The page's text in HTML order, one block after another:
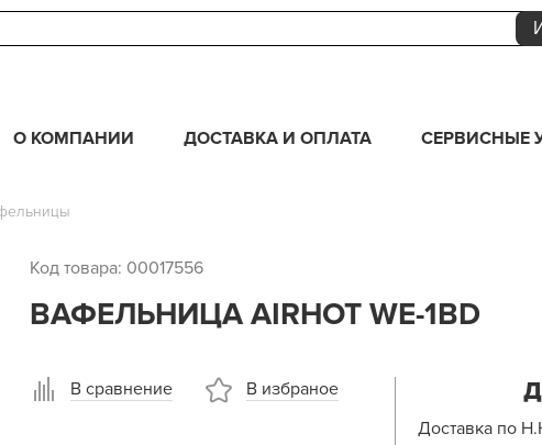
О КОМПАНИИ ДОСТАВКА И ОПЛАТА СЕРВИСНЫЕ
Код товара: 00017556
ВАФЕЛЬНИЦА AIRHOT WE-1BD
В сравнение В избраное
Доставка по